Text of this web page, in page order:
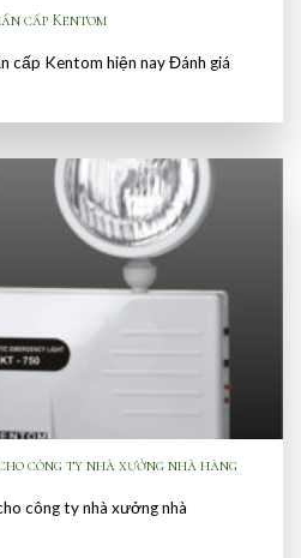
cấp Kentom
cấp Kentom hiện nay Đánh giá
công ty nhà xưởng nhà hàng
công ty nhà xưởng nhà